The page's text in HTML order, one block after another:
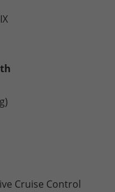
Cruise Control